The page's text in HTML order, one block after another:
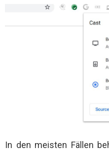
In den meisten Fällen